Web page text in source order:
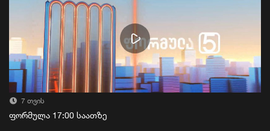
7 თვის
ფორმულა 17:00 საათზე